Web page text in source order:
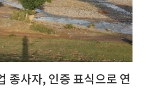
종사자, 인증 표식으로 연